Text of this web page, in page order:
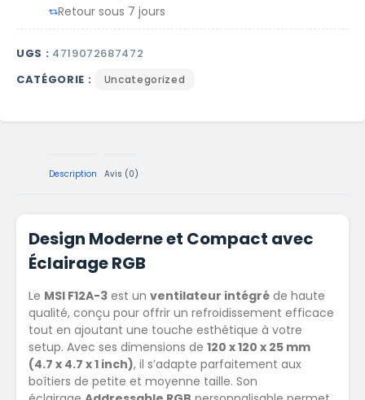
Retour sous 7 jours
UGS : 4719072687472
CATÉGORIE :
Uncategorized
Description Avis (0)
Design Moderne et Compact avec
Éclairage RGB
Le MSI F12A-3 est un ventilateur intégré de haute
qualité, conçu pour offrir un refroidissement efficace
tout en ajoutant une touche esthétique à votre
setup. Avec ses dimensions de 120 x 120 x 25 mm
(4.7 x 4.7 x 1 inch), il s’adapte parfaitement aux
boîtiers de petite et moyenne taille. Son